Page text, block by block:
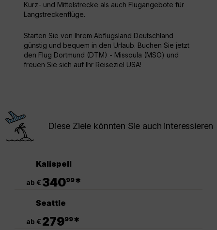
Kurz- und Mittelstrecke als auch Flugangebote für
Langstreckenflüge.
Starten Sie von Ihrem Abflugsland Deutschland
günstig und bequem in den Urlaub. Buchen Sie jetzt
den Flug Dortmund (DTM) - Missoula (MSO) und
freuen Sie sich auf Ihr Reiseziel USA!
Diese Ziele könnten Sie auch interessieren
Kalispell
ab € 34099*
Seattle
ab € 27999*